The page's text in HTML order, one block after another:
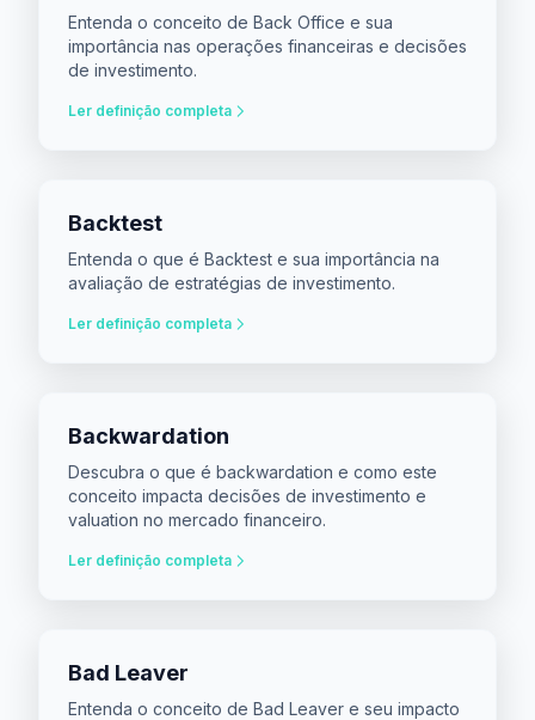
Entenda o conceito de Back Office e sua
importância nas operações financeiras e decisões
de investimento.
Ler definição completa
Backtest
Entenda o que é Backtest e sua importância na
avaliação de estratégias de investimento.
Ler definição completa
Backwardation
Descubra o que é backwardation e como este
conceito impacta decisões de investimento e
valuation no mercado financeiro.
Ler definição completa
Bad Leaver
Entenda o conceito de Bad Leaver e seu impacto